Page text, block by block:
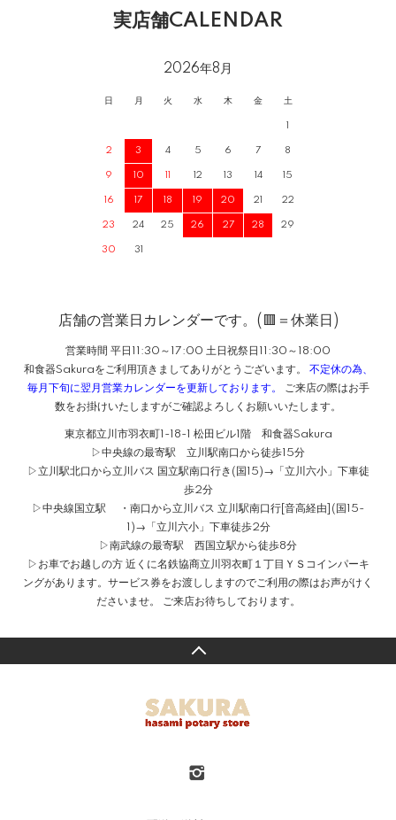
実店舗CALENDAR
2026年8月
日 月 火 水 木 金 土
1
2 3 4 5 6 7 8
9 10 11 12 13 14 15
16 17 18 19 20 21 22
23 24 25 26 27 28 29
30 31
店舗の営業日カレンダーです。(🟥＝休業日)
営業時間 平日11:30～17:00 土日祝祭日11:30～18:00
和食器Sakuraをご利用頂きましてありがとうございます。 不定休の為、
毎月下旬に翌月営業カレンダーを更新しております。
ご来店の際はお手
数をお掛けいたしますがご確認よろしくお願いいたします。
東京都立川市羽衣町1-18-1 松田ビル1階 和食器Sakura
▷中央線の最寄駅 立川駅南口から徒歩15分
▷立川駅北口から立川バス 国立駅南口行き(国15)→「立川六小」下車徒
歩2分
▷中央線国立駅 ・南口から立川バス 立川駅南口行[音高経由](国15-
1)→「立川六小」下車徒歩2分
▷南武線の最寄駅 西国立駅から徒歩8分
▷お車でお越しの方 近くに名鉄協商立川羽衣町１丁目ＹＳコインパーキ
ングがあります。サービス券をお渡ししますのでご利用の際はお声がけく
ださいませ。 ご来店お待ちしております。